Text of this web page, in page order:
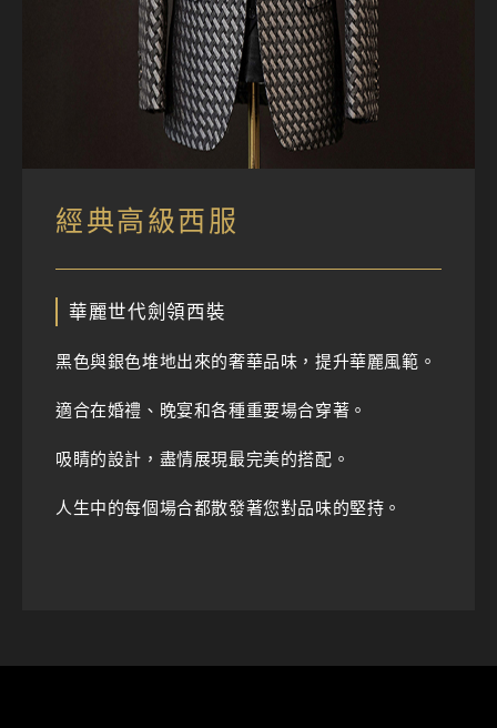
經典高級西服
華麗世代劍領西裝
黑色與銀色堆地出來的奢華品味，提升華麗風範。
適合在婚禮、晚宴和各種重要場合穿著。
吸睛的設計，盡情展現最完美的搭配。
人生中的每個場合都散發著您對品味的堅持。